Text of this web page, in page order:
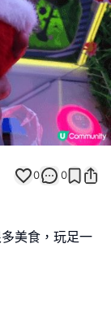
0 0
美食，玩足一